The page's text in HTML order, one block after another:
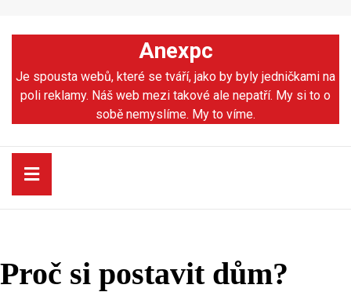
Anexpc
Je spousta webů, které se tváří, jako by byly jedničkami na
poli reklamy. Náš web mezi takové ale nepatří. My si to o
sobě nemyslíme. My to víme.
Proč si postavit dům?